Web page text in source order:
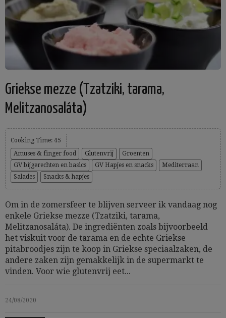
Griekse mezze (Tzatziki, tarama,
Melitzanosaláta)
Cooking Time: 45
Amuses & finger food
Glutenvrij
Groenten
GV bijgerechten en basics
GV Hapjes en snacks
Mediterraan
Salades
Snacks & hapjes
Om in de zomersfeer te blijven serveer ik vandaag nog
enkele Griekse mezze (Tzatziki, tarama,
Melitzanosaláta). De ingrediënten zoals bijvoorbeeld
het viskuit voor de tarama en de echte Griekse
pitabroodjes zijn te koop in Griekse speciaalzaken, de
andere zaken zijn gemakkelijk in de supermarkt te
vinden. Voor wie glutenvrij eet...
24/08/2020